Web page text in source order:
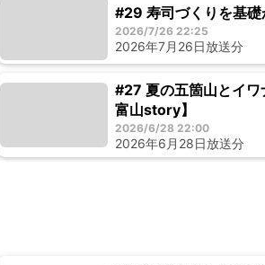
ついて
#29 寿司づくりを基
2026/7/26 22:25
2026年7月26日放送分
#27 夏の五箇山とイワ
富山story】
2026/6/28 22:00
2026年6月28日放送分